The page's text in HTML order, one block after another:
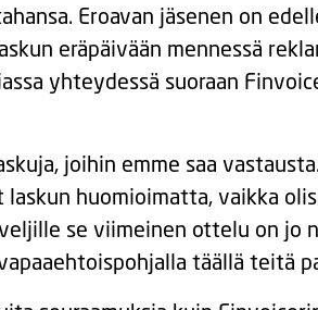
Eroavan jäsenen on
eräpäivään mennessä
yhteydessä suoraan
joihin emme saa
huomioimatta, vaikka
se viimeinen ottelu on jo
täällä teitä